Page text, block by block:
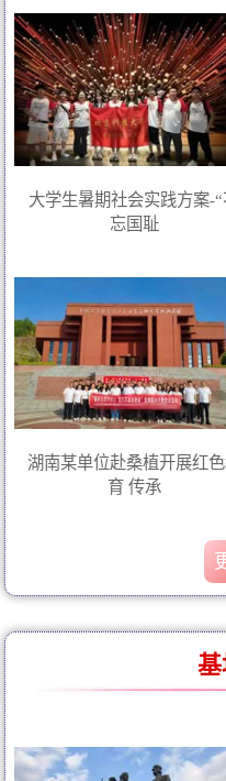
大学生暑期社会实践方案-“
忘国耻
湖南某单位赴桑植开展红
育 传承